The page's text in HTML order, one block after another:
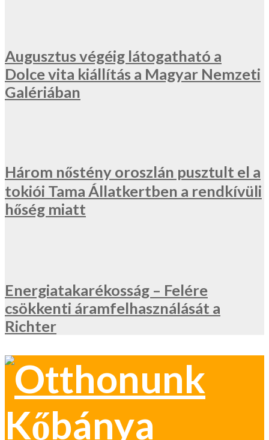
Augusztus végéig látogatható a
Dolce vita kiállítás a Magyar Nemzeti
Galériában
Három nőstény oroszlán pusztult el a
tokiói Tama Állatkertben a rendkívüli
hőség miatt
Energiatakarékosság – Felére
csökkenti áramfelhasználását a
Richter